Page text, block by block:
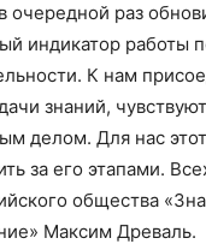
очередной раз
индикатор работы
К нам
знаний,
делом. Для нас
за его этапами.
общества
Максим Древаль.